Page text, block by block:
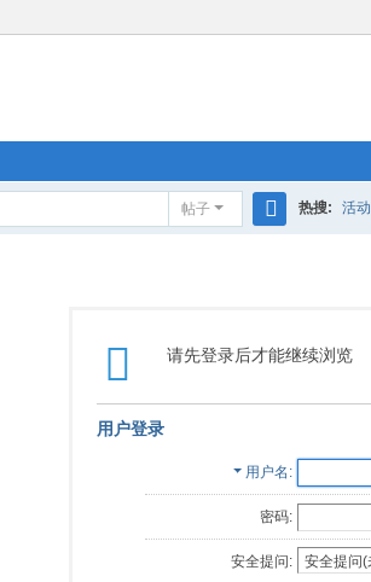
帖子 热搜: 活动
请先登录后才能继续浏览
用户登录
用户名
密码:
安全提问: